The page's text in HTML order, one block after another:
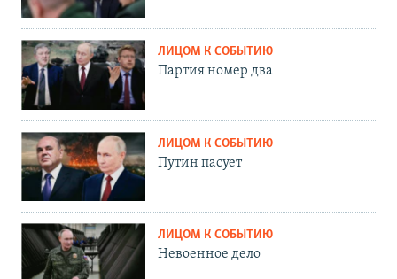
ЛИЦОМ К СОБЫТИЮ
Партия номер два
ЛИЦОМ К СОБЫТИЮ
Путин пасует
ЛИЦОМ К СОБЫТИЮ
Невоенное дело